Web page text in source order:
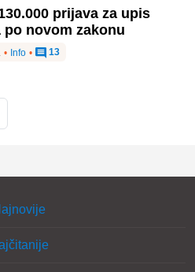
prijava za upis
po novom zakonu
• Info • 13